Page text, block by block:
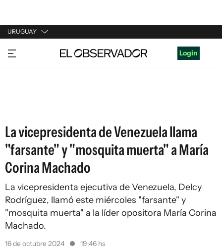
URUGUAY
URUGUAY
ARGENTINA
Login
La vicepresidenta de Venezuela llama
"farsante" y "mosquita muerta" a María
Corina Machado
La vicepresidenta ejecutiva de Venezuela, Delcy
Rodríguez, llamó este miércoles "farsante" y
"mosquita muerta" a la líder opositora María Corina
Machado.
16 de octubre 2024 19:46 hs